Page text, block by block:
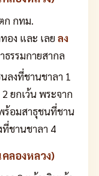
ก กทม.
อง และ เลยลง
ธรรมกายสากล
ลงที่ชานชาลา 1
ยกเว้น พระจาก
ร้อมสาธุชนที่ชาน
ชานชาลา 4
ลองหลวง)